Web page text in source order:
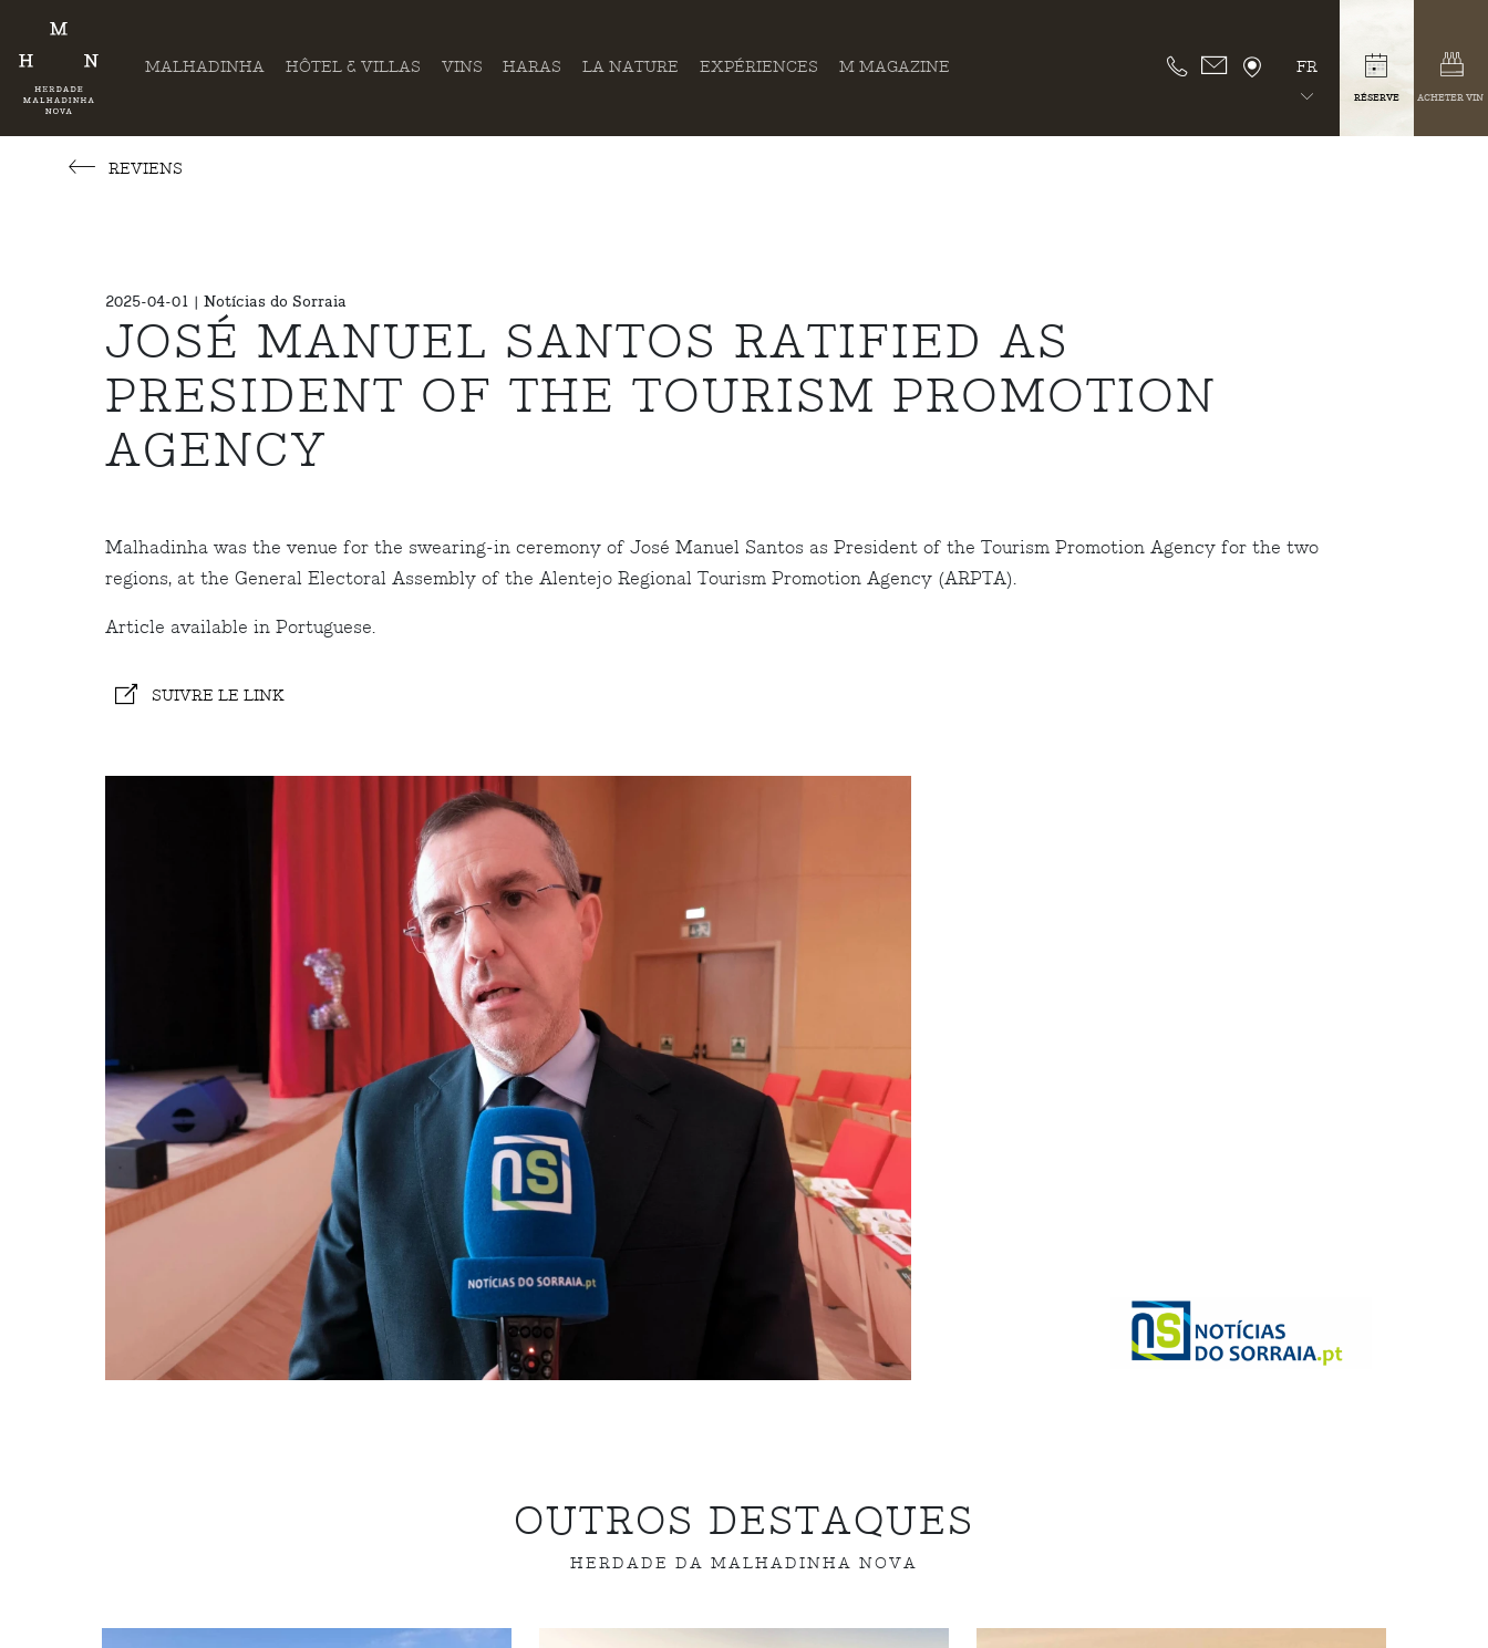
MALHADINHA HÔTEL & VILLAS VINS HARAS LA NATURE EXPÉRIENCES M MAGAZINE FR
RÉSERVE ACHETER VIN
REVIENS
2025-04-01 | Notícias do Sorraia
JOSÉ MANUEL SANTOS RATIFIED AS
PRESIDENT OF THE TOURISM PROMOTION
AGENCY
Malhadinha was the venue for the swearing-in ceremony of José Manuel Santos as President of the Tourism Promotion Agency for the two
regions, at the General Electoral Assembly of the Alentejo Regional Tourism Promotion Agency (ARPTA).
Article available in Portuguese.
SUIVRE LE LINK
OUTROS DESTAQUES
HERDADE DA MALHADINHA NOVA